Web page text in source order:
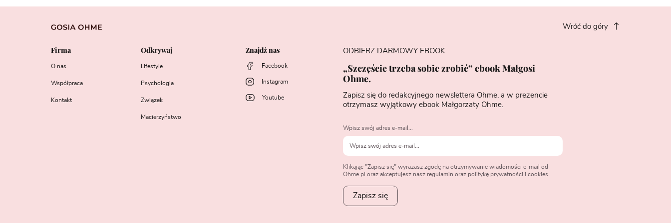
Wróć do góry
Firma
O nas
Współpraca
Kontakt
Odkrywaj
Lifestyle
Psychologia
Związek
Macierzyństwo
Znajdź nas
Facebook
Instagram
Youtube
ODBIERZ DARMOWY EBOOK
„Szczęście trzeba sobie zrobić” ebook Małgosi
Ohme.
Zapisz się do redakcyjnego newslettera Ohme, a w prezencie
otrzymasz wyjątkowy ebook Małgorzaty Ohme.
Wpisz swój adres e-mail...
Klikając "Zapisz się" wyrażasz zgodę na otrzymywanie wiadomości e-mail od
Ohme.pl oraz akceptujesz nasz regulamin oraz politykę prywatności i cookies.
Zapisz się